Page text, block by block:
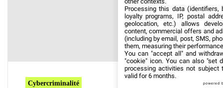
Cybercriminalité
Processing this data (identifiers,
loyalty programs, IP, postal
geolocation, etc.) allows
content, commercial offers and
(including by email, post, SMS,
them, measuring their
You can "accept all" and
"cookie" icon. You can also "set
processing activities not subject
valid for 6 months.
powered